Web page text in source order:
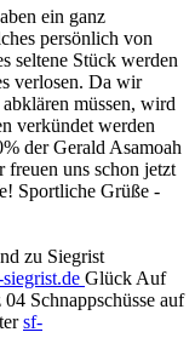
ein ganz
persönlich von
seltene Stück werden
verlosen. Da wir
müssen, wird
verkündet werden
der Gerald Asamoah
uns schon jetzt
Sportliche Grüße -
zu Siegrist
Glück Auf
Schnappschüsse auf
sf-